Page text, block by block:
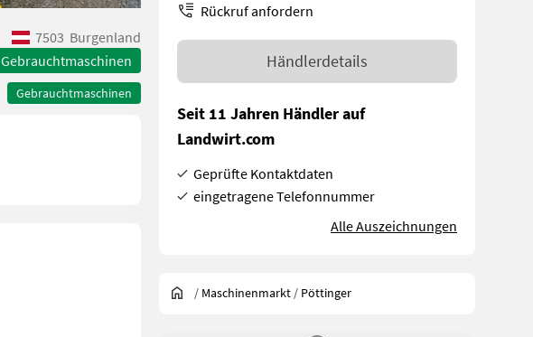
7503 Burgenland
Gebrauchtmaschinen
Gebrauchtmaschinen
Rückruf anfordern
Händlerdetails
Seit 11 Jahren Händler auf
Landwirt.com
Geprüfte Kontaktdaten
eingetragene Telefonnummer
Alle Auszeichnungen
/ Maschinenmarkt / Pöttinger